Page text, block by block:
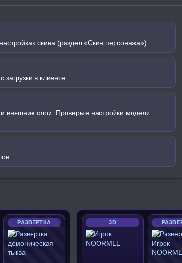
скина (раздел «Скин персонажа»).
в клиенте.
внешние слои. Проверьте настройки модели
РАЗВЕРТКА 3D